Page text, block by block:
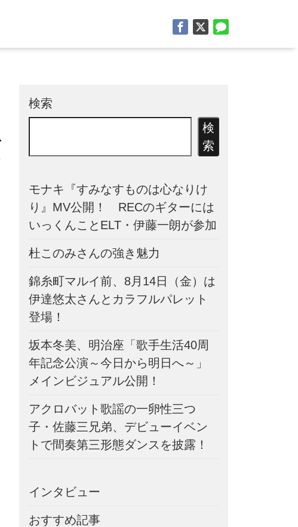
検索
検
索
モナキ『すみなすものは心なりけ
り』MV公開！ RECのギターには
いっくんことELT・伊藤一朗が参加
杜このみさんの強き魅力
錦糸町マルイ前、8月14日（金）は
伊達悠太さんとカラフルパレット
登場！
坂本冬美、明治座「歌手生活40周
年記念公演～今日から明日へ～」
メインビジュアル公開！
アクロバット歌謡の一卵性三つ
子・佐藤三兄弟、デビューイベン
トで間奏第三形態ダンスを披露！
インタビュー
おすすめ記事